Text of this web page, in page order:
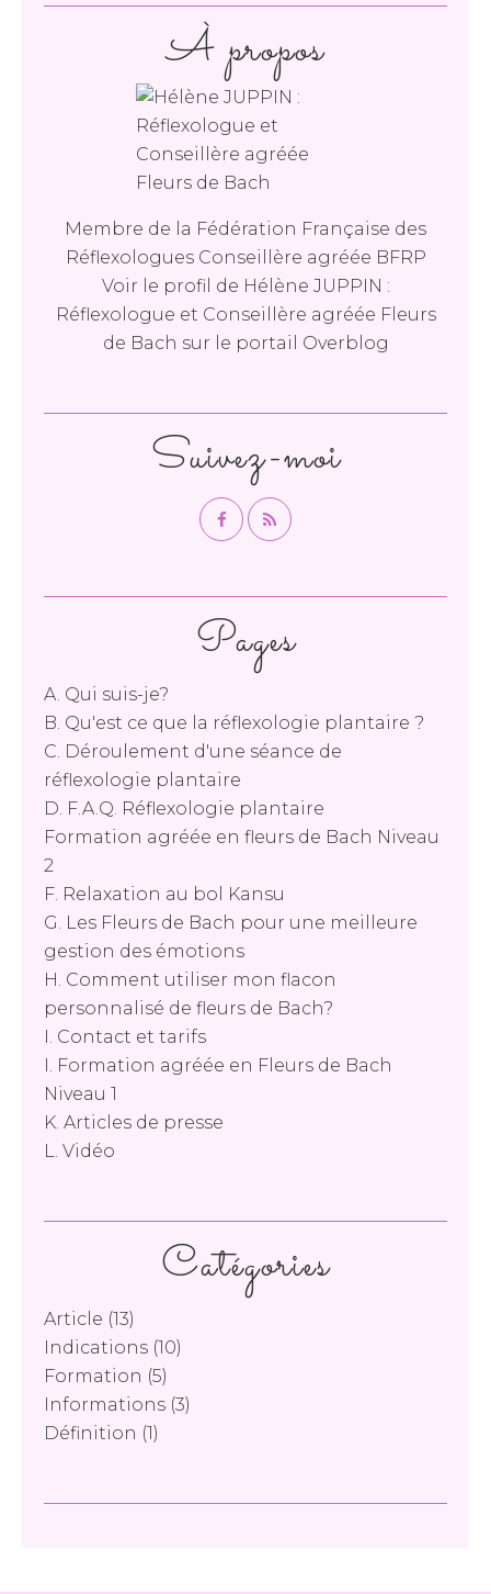
Catégories
Article (13)
Indications (10)
Formation (5)
Informations (3)
Définition (1)
Pages
A. Qui suis-je?
B. Qu'est ce que la réflexologie plantaire ?
C. Déroulement d'une séance de
réflexologie plantaire
D. F.A.Q. Réflexologie plantaire
Formation agréée en fleurs de Bach Niveau
2
F. Relaxation au bol Kansu
G. Les Fleurs de Bach pour une meilleure
gestion des émotions
H. Comment utiliser mon flacon
personnalisé de fleurs de Bach?
I. Contact et tarifs
I. Formation agréée en Fleurs de Bach
Niveau 1
K. Articles de presse
L. Vidéo
Suivez-moi
À propos
Membre de la Fédération Française des
Réflexologues Conseillère agréée BFRP
Voir le profil de Hélène JUPPIN :
Réflexologue et Conseillère agréée Fleurs
de Bach sur le portail Overblog